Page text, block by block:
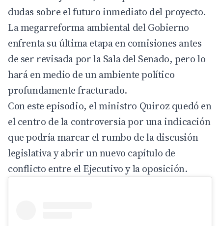
dudas sobre el futuro inmediato del proyecto.
La megarreforma ambiental del Gobierno
enfrenta su última etapa en comisiones antes
de ser revisada por la Sala del Senado, pero lo
hará en medio de un ambiente político
profundamente fracturado.
Con este episodio, el ministro Quiroz quedó en
el centro de la controversia por una indicación
que podría marcar el rumbo de la discusión
legislativa y abrir un nuevo capítulo de
conflicto entre el Ejecutivo y la oposición.